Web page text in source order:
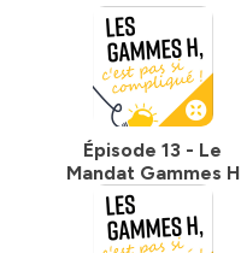
Épisode 13 - Le
Mandat Gammes H